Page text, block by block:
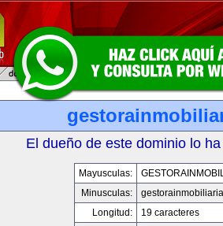
El dueño de este dominio lo
Mayusculas:
Minusculas:
Longitud:
19 caracteres